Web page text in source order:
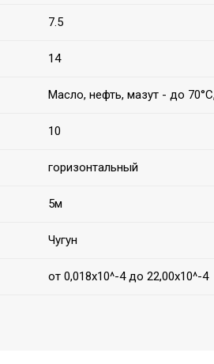
7.5
14
Масло, нефть, мазут - до
10
горизонтальный
5м
Чугун
от 0,018х10^-4 до 22,00х10^-4